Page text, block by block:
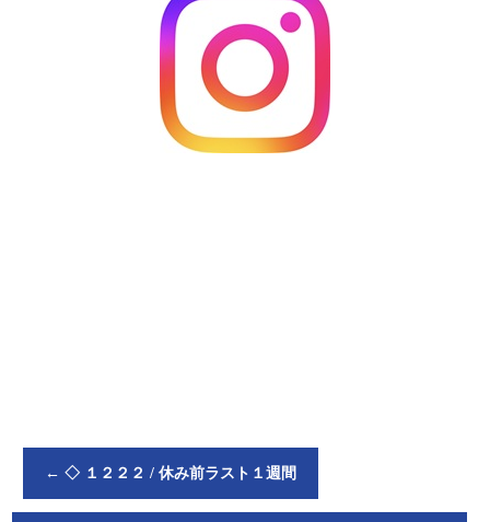
← ◇ １２２２ / 休み前ラスト１週間